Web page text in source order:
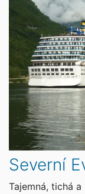
Severní
Tajemná, tichá